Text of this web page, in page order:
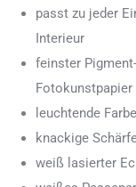
passt zu jeder
Interieur
feinster
Fotokunstpapier
leuchtende
knackige
weiß lasierter